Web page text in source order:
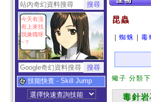
今天有沒
有上來找
我兼職呀
~？
技能快查 - Skill Jump
昆蟲
｜蜘蛛 ｜毒
蠍子 分類
毒針岩